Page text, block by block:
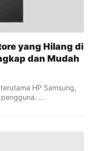
yang Hilang di
dan Mudah
HP Samsung,
...